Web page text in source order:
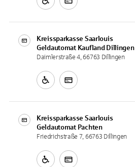
Kreissparkasse Saarlouis
Geldautomat Kaufland Dillingen
Daimlerstraße 4, 66763 Dillingen
Kreissparkasse Saarlouis
Geldautomat Pachten
Friedrichstraße 7, 66763 Dillingen